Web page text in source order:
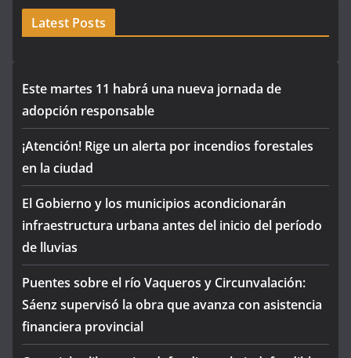
Latest Posts
Este martes 11 habrá una nueva jornada de
adopción responsable
¡Atención! Rige un alerta por incendios forestales
en la ciudad
El Gobierno y los municipios acondicionarán
infraestructura urbana antes del inicio del período
de lluvias
Puentes sobre el río Vaqueros y Circunvalación:
Sáenz supervisó la obra que avanza con asistencia
financiera provincial